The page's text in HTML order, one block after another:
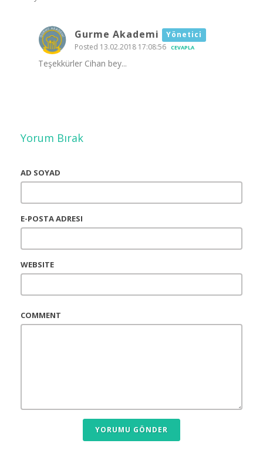
Gurme Akademi
Yönetici
Posted 13.02.2018 17:08:56
CEVAPLA
Teşekkürler Cihan bey...
Yorum Bırak
AD SOYAD
E-POSTA ADRESI
WEBSITE
COMMENT
YORUMU GÖNDER